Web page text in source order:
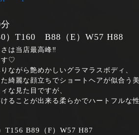
）T160 B88（E）W57 H88
は当店最高峰‼
す♡
ながら艶めかしいグラマラスボディ、
綺麗な顔立ちでショートヘアが似合う
な見た目ですが、
ることが出来る柔らかでハートフルな
T156 B89（F）W57 H87